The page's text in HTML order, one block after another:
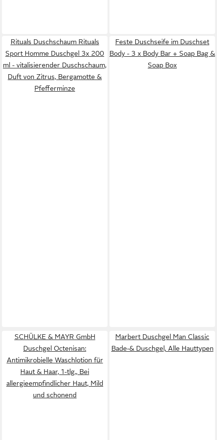
Rituals Duschschaum Rituals
Sport Homme Duschgel 3x 200
ml - vitalisierender Duschschaum,
Duft von Zitrus, Bergamotte &
Pfefferminze
Feste Duschseife im Duschset
Body - 3 x Body Bar + Soap Bag &
Soap Box
SCHÜLKE & MAYR GmbH
Duschgel Octenisan:
Antimikrobielle Waschlotion für
Haut & Haar, 1-tlg., Bei
allergieempfindlicher Haut, Mild
und schonend
Marbert Duschgel Man Classic
Bade-& Duschgel, Alle Hauttypen